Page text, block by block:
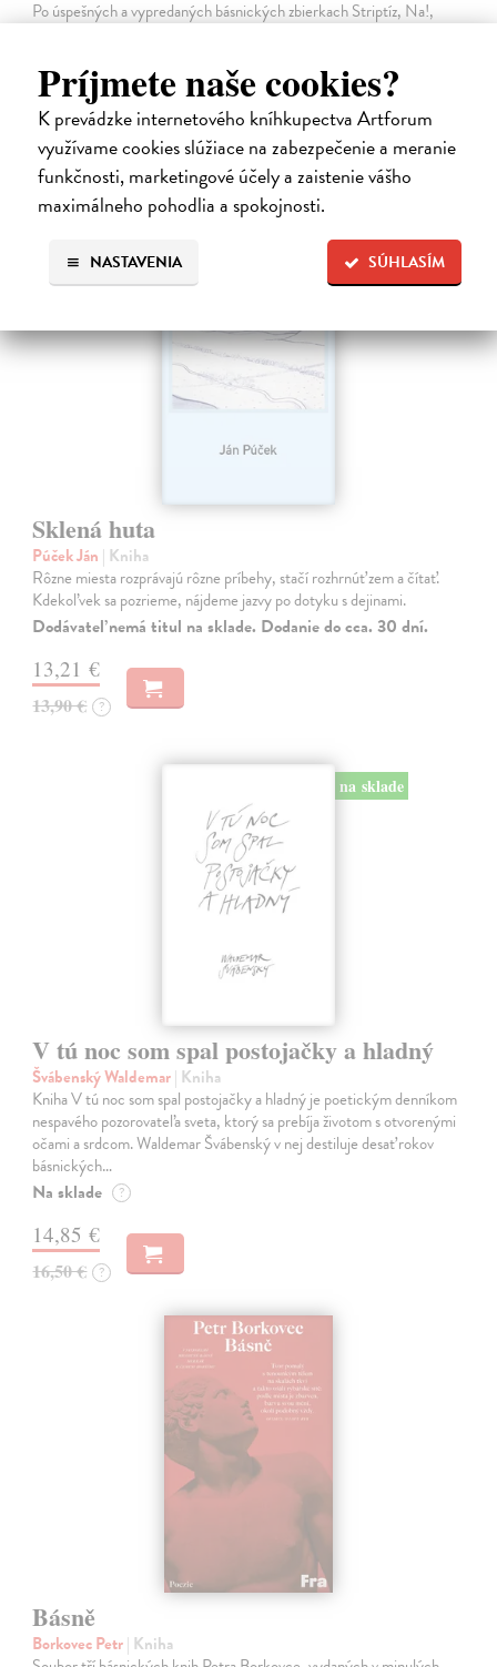
Príjmete naše cookies?
K prevádzke internetového kníhkupectva Artforum
využívame cookies slúžiace na zabezpečenie a meranie
funkčnosti, marketingové účely a zaistenie vášho
maximálneho pohodlia a spokojnosti.
SÚHLASÍM
NASTAVENIA
Po úspešných a vypredaných básnických zbierkach Striptíz, Na!,
vzniku zvláštneho…
Na sklade
14,31 €
15,90 € ?
Sklená huta
Púček Ján | Kniha
Rôzne miesta rozprávajú rôzne príbehy, stačí rozhrnúť zem a čítať.
Kdekoľvek sa pozrieme, nájdeme jazvy po dotyku s dejinami.
Dodávateľ nemá titul na sklade. Dodanie do cca. 30 dní.
13,21 €
13,90 € ?
na sklade
V tú noc som spal postojačky a hladný
Švábenský Waldemar| Kniha
Kniha V tú noc som spal postojačky a hladný je poetickým denníkom
nespavého pozorovateľa sveta, ktorý sa prebíja životom s otvorenými
očami a srdcom. Waldemar Švábenský v nej destiluje desať rokov
básnických…
Na sklade ?
14,85 €
16,50 € ?
Básně
Borkovec Petr| Kniha